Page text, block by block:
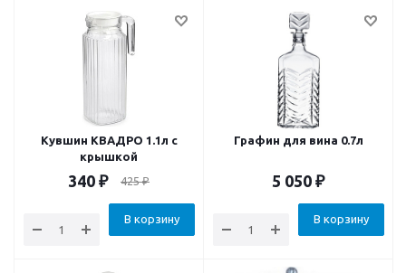
Кувшин КВАДРО 1.1л с
крышкой
340 ₽ 425₽
В корзину
Графин для вина 0.7л
5 050 ₽
В корзину